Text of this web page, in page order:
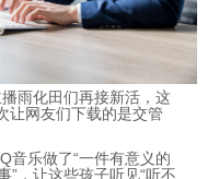
播雨化田们再接新活，这
让网友们下载的是交管
音乐做了“一件有意义的
”，让这些孩子听见“听不